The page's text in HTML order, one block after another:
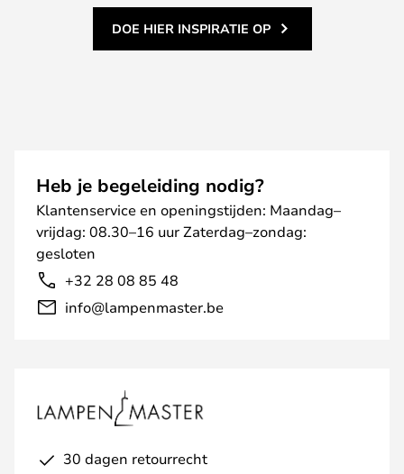
DOE HIER INSPIRATIE OP
Heb je begeleiding nodig?
Klantenservice en openingstijden: Maandag–
vrijdag: 08.30–16 uur Zaterdag–zondag:
gesloten
+32 28 08 85 48
info@lampenmaster.be
30 dagen retourrecht